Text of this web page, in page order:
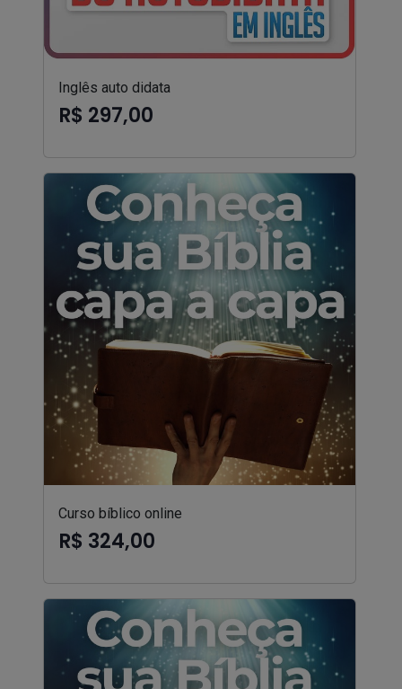
Inglês auto didata
R$ 297,00
Curso bíblico online
R$ 324,00